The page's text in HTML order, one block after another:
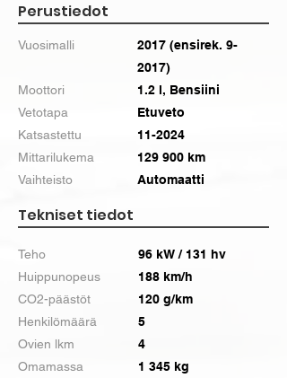
Perustiedot
Vuosimalli
2017 (ensirek. 9-
2017)
Moottori
1.2 l, Bensiini
Vetotapa
Etuveto
Katsastettu
11-2024
Mittarilukema
129 900 km
Vaihteisto
Automaatti
Tekniset tiedot
Teho
Huippunopeus
CO2-päästöt
Henkilömäärä
Ovien lkm
Omamassa
96 kW / 131 hv
188 km/h
120 g/km
5
4
1 345 kg